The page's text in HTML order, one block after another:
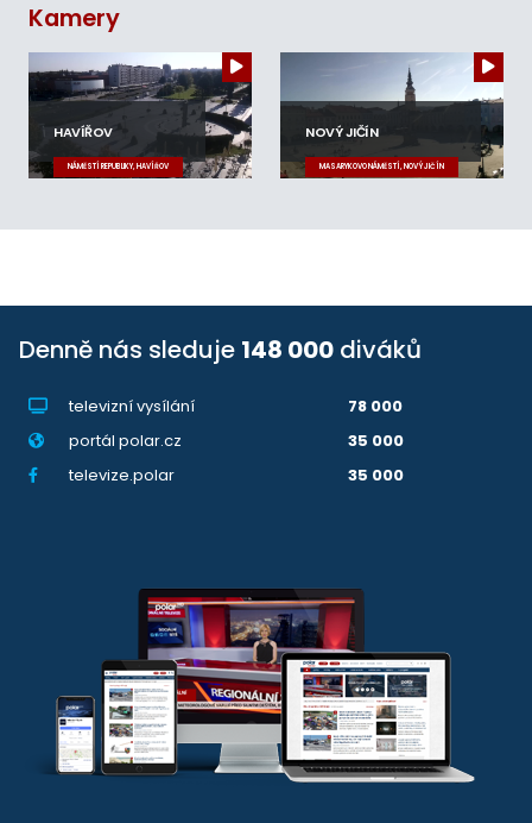
Kamery
HAVÍŘOV
NÁMĚSTÍ REPUBLIKY, HAVÍŘOV
NOVÝ JIČÍN
MASARYKOVO NÁMĚSTÍ, NOVÝ JIČÍN
Denně nás sleduje 148 000 diváků
televizní vysílání
78 000
portál polar.cz
35 000
televize.polar
35 000